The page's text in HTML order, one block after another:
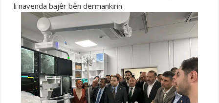
li navenda bajêr bên dermankirin